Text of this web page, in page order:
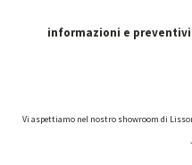
informazioni e preventivi
Vi aspettiamo nel nostro showroom di